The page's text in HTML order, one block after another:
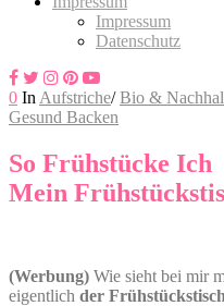
Impressum
Datenschutz
0 In Aufstriche/ Bio &
Gesund Backen
So Frühstücke Ich
Mein
(Werbung) Wie sieht bei mir
eigentlich der Frühstückstisch